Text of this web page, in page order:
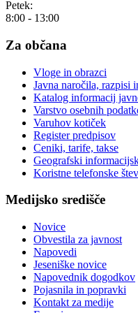
Petek:
8:00 - 13:00
Za občana
Vloge in obrazci
Javna naročila, razpisi
Katalog informacij
Varstvo osebnih
Varuhov kotiček
Register predpisov
Ceniki, tarife, takse
Geografski
Koristne telefonske
Medijsko središče
Novice
Obvestila za javnost
Napovedi
Jeseniške novice
Napovednik dogodkov
Pojasnila in popravki
Kontakt za medije